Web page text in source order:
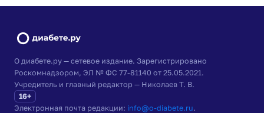
О диабете.ру — сетевое издание. Зарегистрировано
Роскомнадзором, ЭЛ № ФС 77-81140 от 25.05.2021.
Учредитель и главный редактор — Николаев Т. В.
16+
Электронная почта редакции: info@o-diabete.ru.